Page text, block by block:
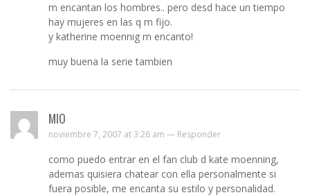
m encantan los hombres.. pero desd hace un tiempo
hay mujeres en las q m fijo.
y katherine moennig m encanto!
muy buena la serie tambien
MIO
noviembre 7, 2007 at 3:26 am — Responder
como puedo entrar en el fan club d kate moenning,
ademas quisiera chatear con ella personalmente si
fuera posible, me encanta su estilo y personalidad.